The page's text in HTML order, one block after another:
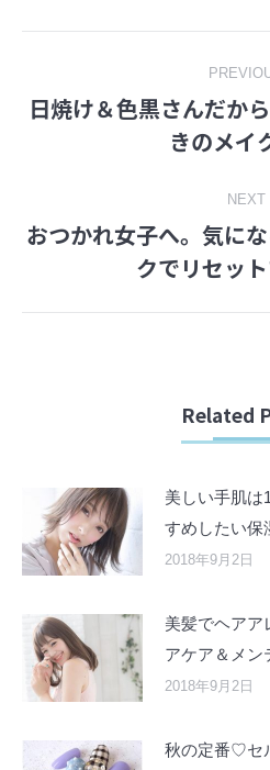
navigation
日焼け＆色黒さんだか
きのメイ
NEXT
おつかれ女子へ。気に
クでリセッ
Related
美しい手肌は
すめしたい保
2018年9月2日
美髪でヘア
アケア＆メン
2018年9月2日
秋の定番♡セ